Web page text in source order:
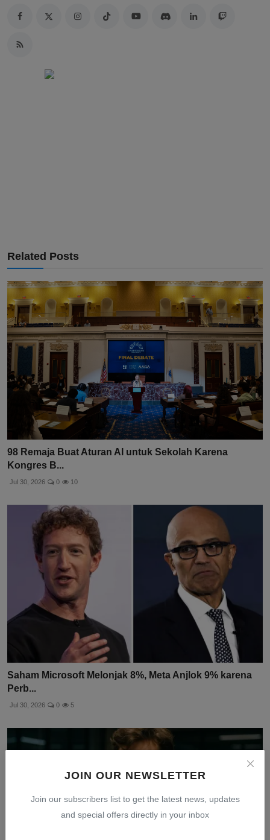
JOIN OUR NEWSLETTER
Join our subscribers list to get the latest news, updates
and special offers directly in your inbox
Related Posts
98 Remaja Buat Aturan AI untuk Sekolah Karena
Kongres B...
Jul 30, 2026 0 10
Saham Microsoft Melonjak 8%, Meta Anjlok 9% karena
Perb...
Jul 30, 2026 0 5